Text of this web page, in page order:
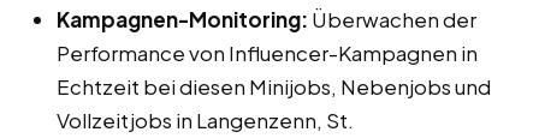
Kampagnen-Monitoring: Überwachen der
Performance von Influencer-Kampagnen in
Echtzeit bei diesen Minijobs, Nebenjobs und
Vollzeitjobs in Langenzenn, St.